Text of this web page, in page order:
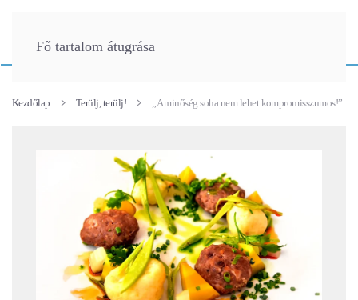
Fő tartalom átugrása
Kezdőlap Terülj, terülj! „A minőség soha nem lehet kompromisszumos!”